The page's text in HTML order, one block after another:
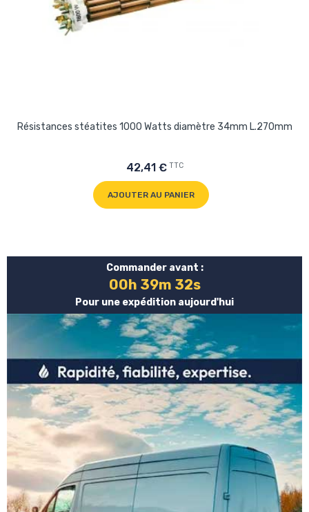
Commander avant :
00h 39m 32s
Pour une expédition aujourd'hui
Résistances stéatites 1000 Watts diamètre 34mm L.270mm
42,41 € TTC
AJOUTER AU PANIER